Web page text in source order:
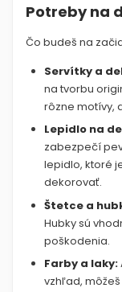
Potreby na
Čo budeš na
Servítky a
na tvorbu
rôzne motívy,
Lepidlo na
zabezpečí
lepidlo, ktoré
dekorovať.
Štetce a
Hubky sú
poškodenia.
Farby a laky:
vzhľad,